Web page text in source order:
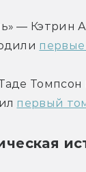
— Кэтрин
Томпсон
первый